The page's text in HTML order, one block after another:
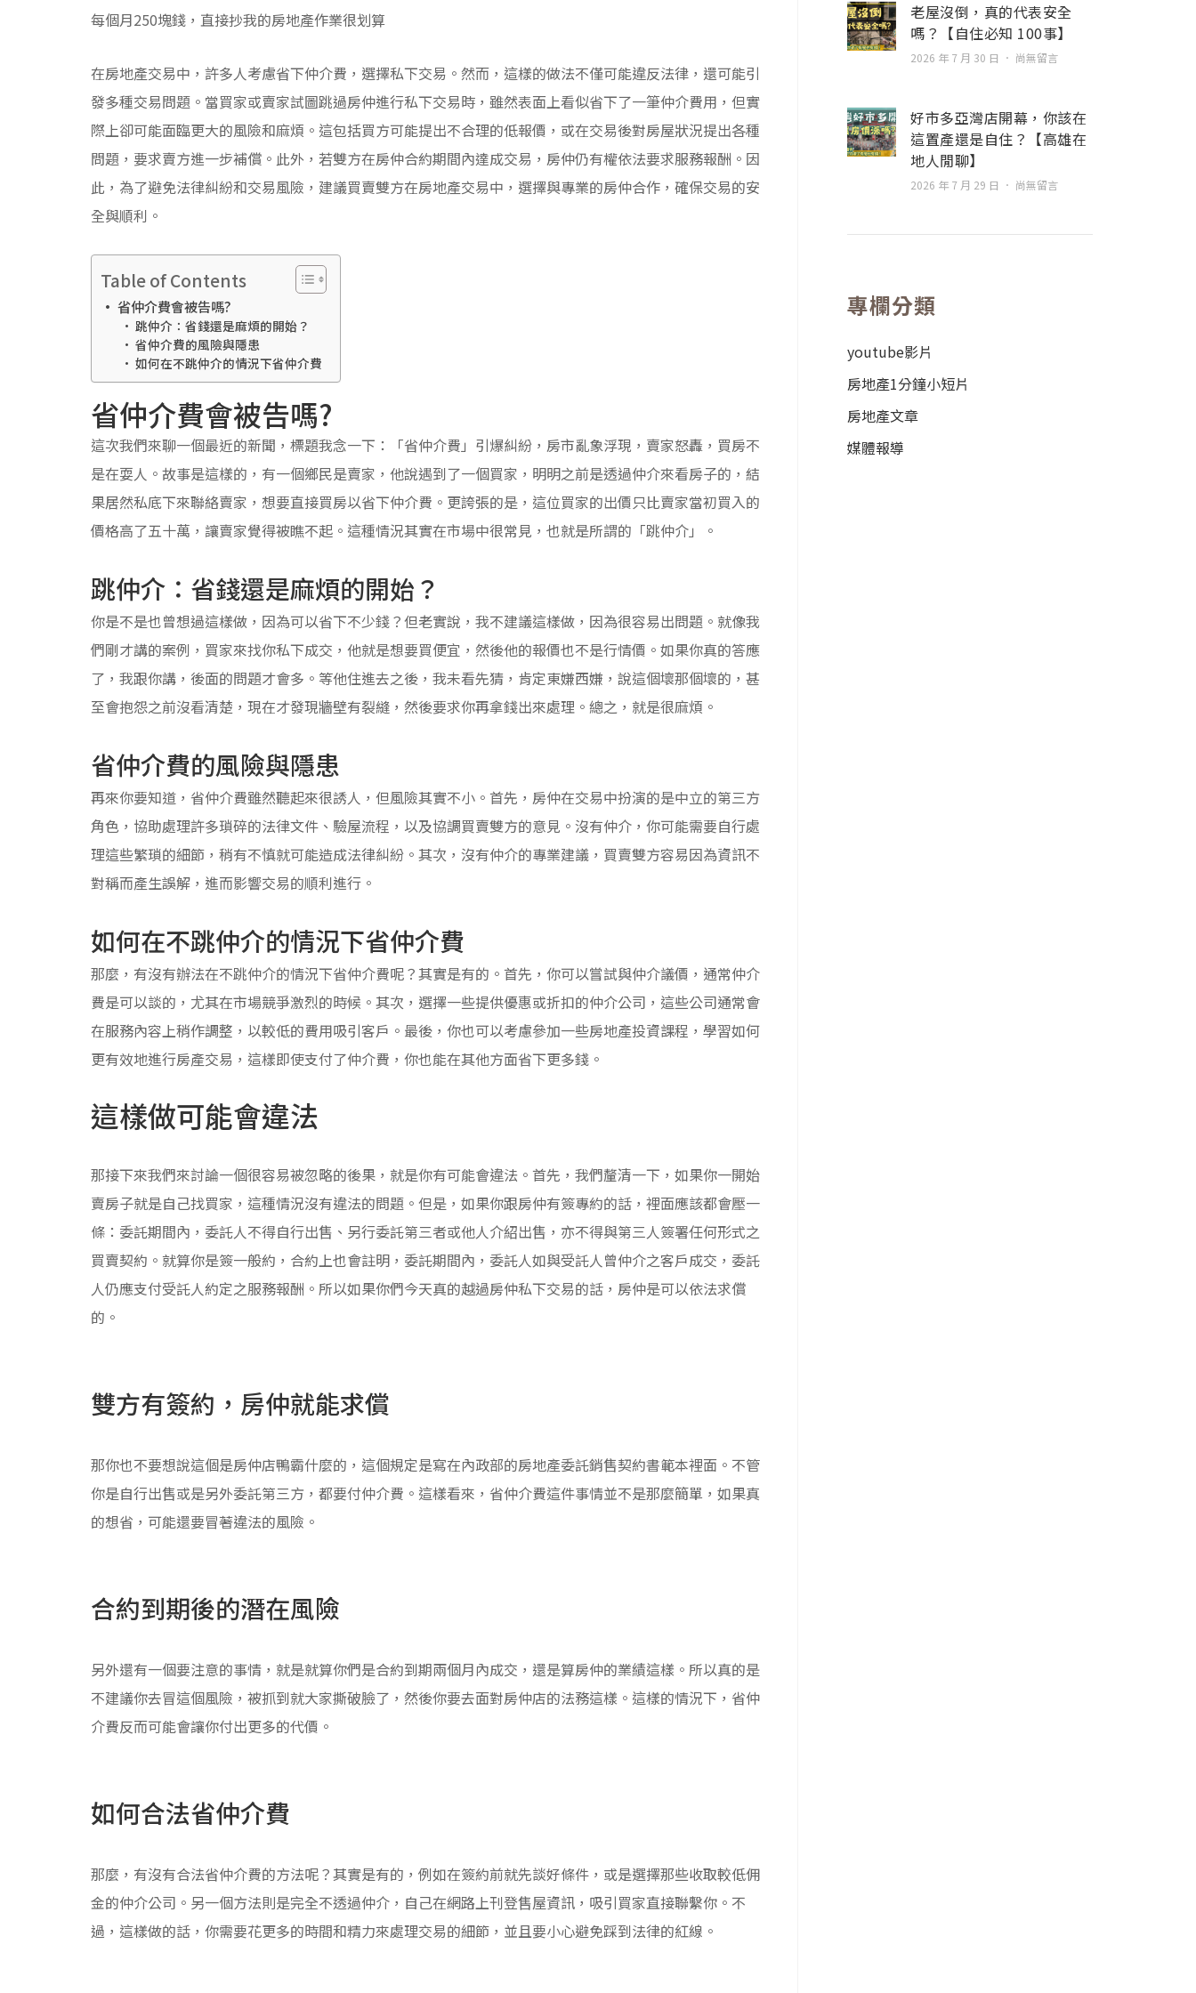
每個月250塊錢，直接抄我的房地產作業很划算
在房地產交易中，許多人考慮省下仲介費，選擇私下交易。然而，這樣的做法不僅可能違反法律，還可能引
發多種交易問題。當買家或賣家試圖跳過房仲進行私下交易時，雖然表面上看似省下了一筆仲介費用，但實
際上卻可能面臨更大的風險和麻煩。這包括買方可能提出不合理的低報價，或在交易後對房屋狀況提出各種
問題，要求賣方進一步補償。此外，若雙方在房仲合約期間內達成交易，房仲仍有權依法要求服務報酬。因
此，為了避免法律糾紛和交易風險，建議買賣雙方在房地產交易中，選擇與專業的房仲合作，確保交易的安
全與順利。
Table of Contents
省仲介費會被告嗎?
跳仲介：省錢還是麻煩的開始？
省仲介費的風險與隱患
如何在不跳仲介的情況下省仲介費
省仲介費會被告嗎?
這次我們來聊一個最近的新聞，標題我念一下：「省仲介費」引爆糾紛，房市亂象浮現，賣家怒轟，買房不
是在耍人。故事是這樣的，有一個鄉民是賣家，他說遇到了一個買家，明明之前是透過仲介來看房子的，結
果居然私底下來聯絡賣家，想要直接買房以省下仲介費。更誇張的是，這位買家的出價只比賣家當初買入的
價格高了五十萬，讓賣家覺得被瞧不起。這種情況其實在市場中很常見，也就是所謂的「跳仲介」。
跳仲介：省錢還是麻煩的開始？
你是不是也曾想過這樣做，因為可以省下不少錢？但老實說，我不建議這樣做，因為很容易出問題。就像我
們剛才講的案例，買家來找你私下成交，他就是想要買便宜，然後他的報價也不是行情價。如果你真的答應
了，我跟你講，後面的問題才會多。等他住進去之後，我未看先猜，肯定東嫌西嫌，說這個壞那個壞的，甚
至會抱怨之前沒看清楚，現在才發現牆壁有裂縫，然後要求你再拿錢出來處理。總之，就是很麻煩。
省仲介費的風險與隱患
再來你要知道，省仲介費雖然聽起來很誘人，但風險其實不小。首先，房仲在交易中扮演的是中立的第三方
角色，協助處理許多瑣碎的法律文件、驗屋流程，以及協調買賣雙方的意見。沒有仲介，你可能需要自行處
理這些繁瑣的細節，稍有不慎就可能造成法律糾紛。其次，沒有仲介的專業建議，買賣雙方容易因為資訊不
對稱而產生誤解，進而影響交易的順利進行。
如何在不跳仲介的情況下省仲介費
那麼，有沒有辦法在不跳仲介的情況下省仲介費呢？其實是有的。首先，你可以嘗試與仲介議價，通常仲介
費是可以談的，尤其在市場競爭激烈的時候。其次，選擇一些提供優惠或折扣的仲介公司，這些公司通常會
在服務內容上稍作調整，以較低的費用吸引客戶。最後，你也可以考慮參加一些房地產投資課程，學習如何
更有效地進行房產交易，這樣即使支付了仲介費，你也能在其他方面省下更多錢。
這樣做可能會違法
那接下來我們來討論一個很容易被忽略的後果，就是你有可能會違法。首先，我們釐清一下，如果你一開始
賣房子就是自己找買家，這種情況沒有違法的問題。但是，如果你跟房仲有簽專約的話，裡面應該都會壓一
條：委託期間內，委託人不得自行出售、另行委託第三者或他人介紹出售，亦不得與第三人簽署任何形式之
買賣契約。就算你是簽一般約，合約上也會註明，委託期間內，委託人如與受託人曾仲介之客戶成交，委託
人仍應支付受託人約定之服務報酬。所以如果你們今天真的越過房仲私下交易的話，房仲是可以依法求償
的。
雙方有簽約，房仲就能求償
那你也不要想說這個是房仲店鴨霸什麼的，這個規定是寫在內政部的房地產委託銷售契約書範本裡面。不管
你是自行出售或是另外委託第三方，都要付仲介費。這樣看來，省仲介費這件事情並不是那麼簡單，如果真
的想省，可能還要冒著違法的風險。
合約到期後的潛在風險
另外還有一個要注意的事情，就是就算你們是合約到期兩個月內成交，還是算房仲的業績這樣。所以真的是
不建議你去冒這個風險，被抓到就大家撕破臉了，然後你要去面對房仲店的法務這樣。這樣的情況下，省仲
介費反而可能會讓你付出更多的代價。
如何合法省仲介費
那麼，有沒有合法省仲介費的方法呢？其實是有的，例如在簽約前就先談好條件，或是選擇那些收取較低佣
金的仲介公司。另一個方法則是完全不透過仲介，自己在網路上刊登售屋資訊，吸引買家直接聯繫你。不
過，這樣做的話，你需要花更多的時間和精力來處理交易的細節，並且要小心避免踩到法律的紅線。
老屋沒倒，真的代表安全
嗎？【自住必知 100事】
2026 年 7 月 30 日 尚無留言
好市多亞灣店開幕，你該在
這置產還是自住？【高雄在
地人閒聊】
2026 年 7 月 29 日 尚無留言
專欄分類
youtube影片
房地產1分鐘小短片
房地產文章
媒體報導